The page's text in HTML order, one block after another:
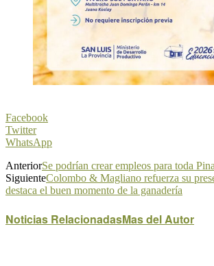
Facebook
Twitter
WhatsApp
AnteriorSe podrían crear empleos para toda
SiguienteColombo & Magliano refuerza su
destaca el buen momento de la ganadería
Noticias RelacionadasMas del Autor